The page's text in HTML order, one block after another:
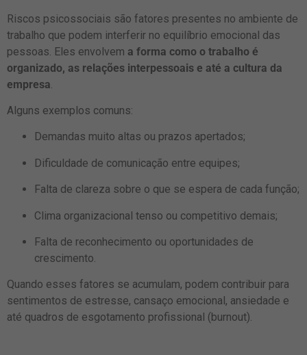
Riscos psicossociais são fatores presentes no ambiente de
trabalho que podem interferir no equilíbrio emocional das
pessoas. Eles envolvem a forma como o trabalho é
organizado, as relações interpessoais e até a cultura da
empresa
Alguns exemplos comuns:
Demandas muito altas ou prazos apertados;
Dificuldade de comunicação entre equipes;
Falta de clareza sobre o que se espera de cada função;
Clima organizacional tenso ou competitivo demais;
Falta de reconhecimento ou oportunidades de
crescimento.
Quando esses fatores se acumulam, podem contribuir para
sentimentos de estresse, cansaço emocional, ansiedade e
até quadros de esgotamento profissional (burnout).